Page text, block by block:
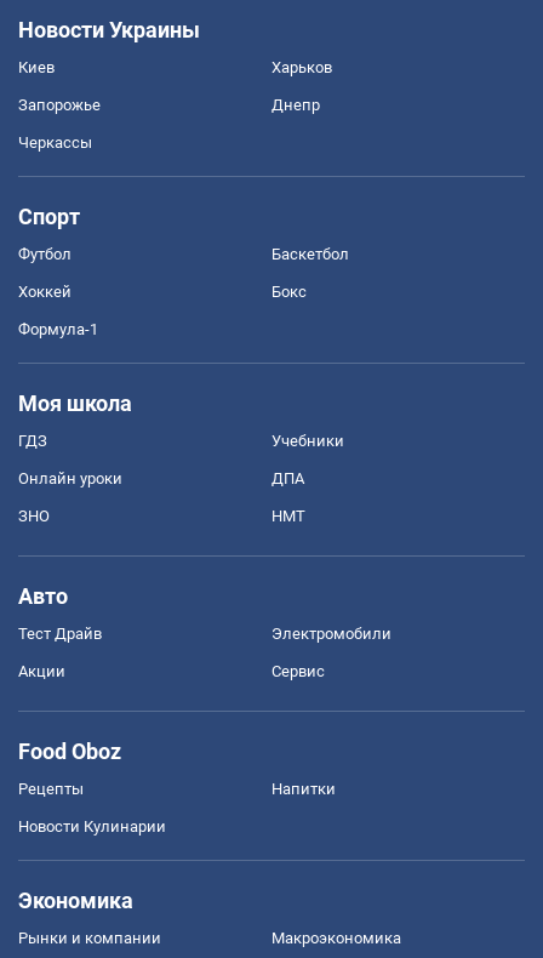
Новости Украины
Киев Харьков
Запорожье Днепр
Черкассы
Спорт
Футбол Баскетбол
Хоккей Бокс
Формула-1
Моя школа
ГДЗ Учебники
Онлайн уроки ДПА
ЗНО НМТ
Авто
Тест Драйв Электромобили
Акции Сервис
Food Oboz
Рецепты Напитки
Новости Кулинарии
Экономика
Рынки и компании Mакроэкономика